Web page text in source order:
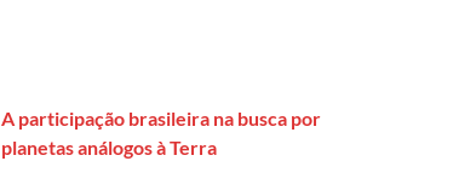
A participação brasileira na busca por
planetas análogos à Terra